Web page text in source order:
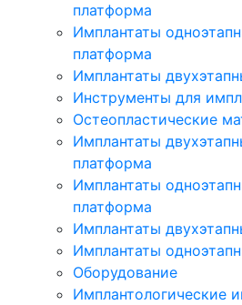
платформа
Имплантаты
платформа
Имплантаты
Инструменты для
Остеопластические
Имплантаты
платформа
Имплантаты
платформа
Имплантаты
Имплантаты
Оборудование
Имплантологические